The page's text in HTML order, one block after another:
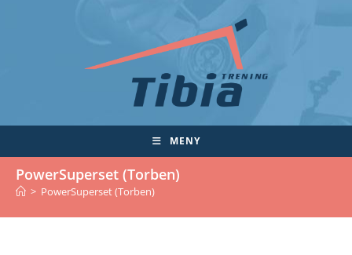
MENY
PowerSuperset (Torben)
> PowerSuperset (Torben)